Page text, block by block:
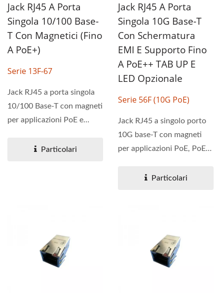
Jack RJ45 A Porta
Singola 10/100 Base-
T Con Magnetici (fino
A PoE+)
Serie 13F-67
Jack RJ45 a porta singola
10/100 Base-T con magneti
per applicazioni PoE e
Particolari
Jack RJ45 A Porta
Singola 10G Base-T
Con Schermatura
EMI E Supporto Fino
A PoE++ TAB UP E
LED Opzionale
Serie 56F (10G PoE)
Jack RJ45 a singolo porto
10G base-T con magneti
per applicazioni PoE, PoE+
Particolari